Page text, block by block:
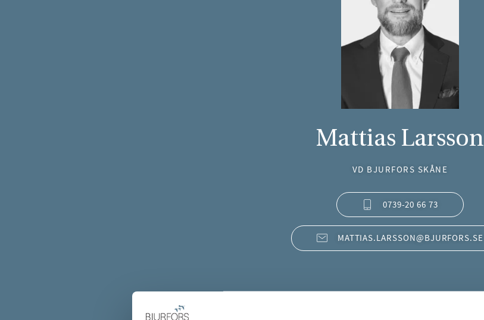
Mattias Larsson
VD BJURFORS SKÅNE
0739-20 66 73
MATTIAS.LARSSON@BJURFORS.SE